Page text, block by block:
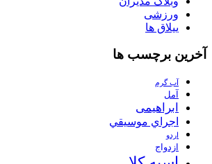
ورزشی
ییلاق ها
آخرین برچسب ها
آب گرم
آمل
ابراهیمی
اجراي موسيقي
اردو
ازدواج